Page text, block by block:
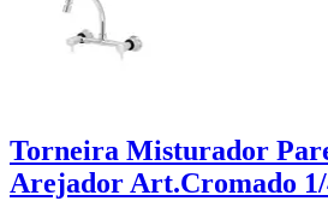
Torneira Misturador
Arejador Art.Cromado